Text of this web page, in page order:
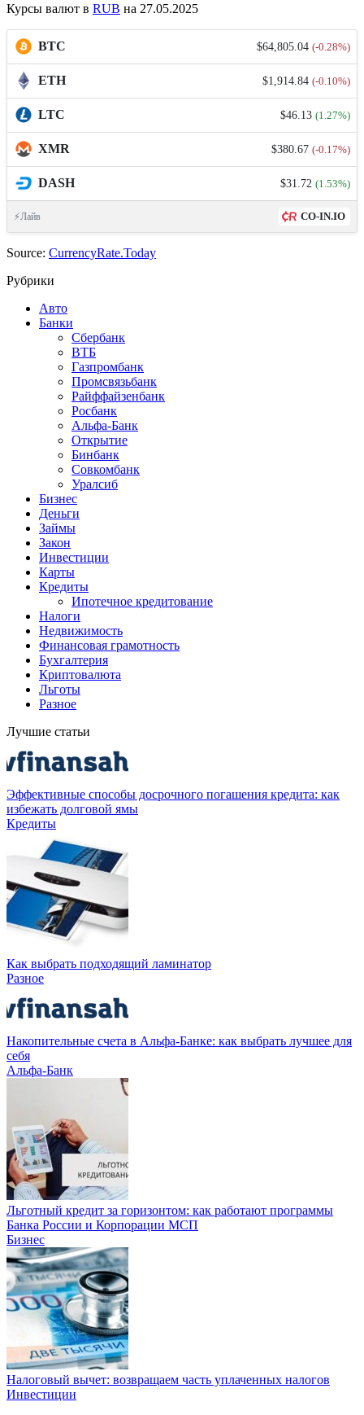
Курсы валют в RUB на 27.05.2025
BTC $64,805.04 (-0.28%)
ETH $1,914.84 (-0.10%)
LTC $46.13 (1.27%)
XMR $380.67 (-0.17%)
DASH $31.72 (1.53%)
⚡Лайв CO-IN.IO
Source: CurrencyRate.Today
Рубрики
Авто
Банки
Сбербанк
ВТБ
Газпромбанк
Промсвязьбанк
Райффайзенбанк
Росбанк
Альфа-Банк
Открытие
Бинбанк
Совкомбанк
Уралсиб
Бизнес
Деньги
Займы
Закон
Инвестиции
Карты
Кредиты
Ипотечное кредитование
Налоги
Недвижимость
Финансовая грамотность
Бухгалтерия
Криптовалюта
Льготы
Разное
Лучшие статьи
Эффективные способы досрочного погашения кредита: как
избежать долговой ямы
Кредиты
Как выбрать подходящий ламинатор
Разное
Накопительные счета в Альфа-Банке: как выбрать лучшее для
себя
Альфа-Банк
Льготный кредит за горизонтом: как работают программы
Банка России и Корпорации МСП
Бизнес
Налоговый вычет: возвращаем часть уплаченных налогов
Инвестиции